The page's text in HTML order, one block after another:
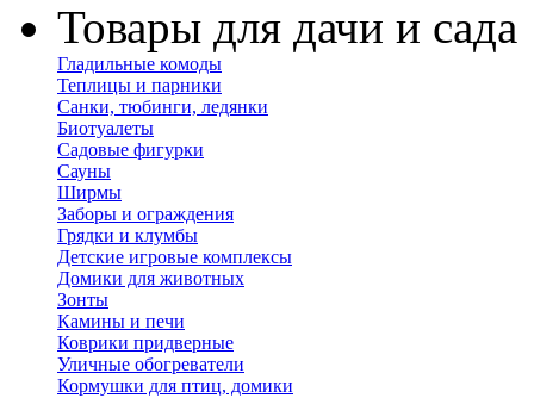
Товары для дачи и сада
Гладильные комоды
Теплицы и парники
Санки, тюбинги, ледянки
Биотуалеты
Садовые фигурки
Сауны
Ширмы
Заборы и ограждения
Грядки и клумбы
Детские игровые комплексы
Домики для животных
Зонты
Камины и печи
Коврики придверные
Уличные обогреватели
Кормушки для птиц, домики